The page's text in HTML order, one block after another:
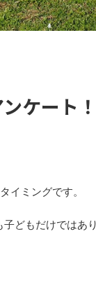
ケート
イミングです。
どもだけではあり